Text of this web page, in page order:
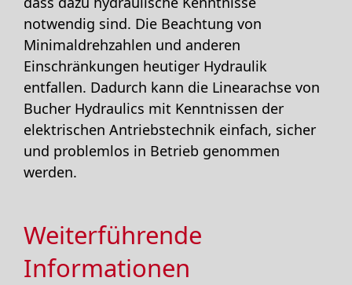
notwendig sind. Die Beachtung von
Minimaldrehzahlen und anderen
Einschränkungen heutiger Hydraulik
entfallen. Dadurch kann die Linearachse von
Bucher Hydraulics mit Kenntnissen der
elektrischen Antriebstechnik einfach, sicher
und problemlos in Betrieb genommen
werden.
Weiterführende
Informationen